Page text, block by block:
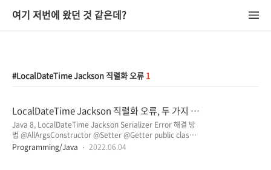
여기 저번에 왔던 것 같은데?
LocalDateTime Jackson 직렬화 오류 1
LocalDateTime Jackson 직렬화 오류, 두 가지 해
결 방법
Java 8, LocalDateTime Jackson Serializer Error 해결 방
법 @AllArgsConstructor @Setter @Getter public class
Example { private LocalDateTime localDatetime; }
Example example = new
Programming/Java 2022.06.04